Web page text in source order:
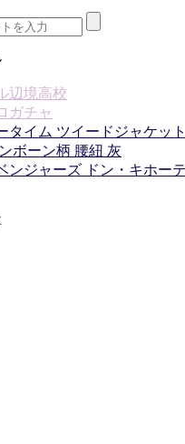
辺境高校
ガチャ
タイム ツイードジャケッ
ボーン柄 腰紐 灰
ンジャーズ ドン・キホー